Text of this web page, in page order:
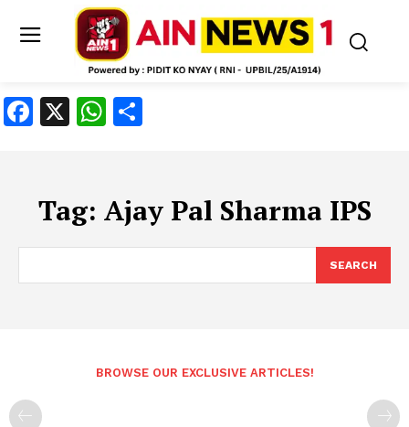
Facebook
X WhatsApp
Tag: Ajay Pal Sharma IPS
SEARCH
BROWSE OUR EXCLUSIVE ARTICLES!